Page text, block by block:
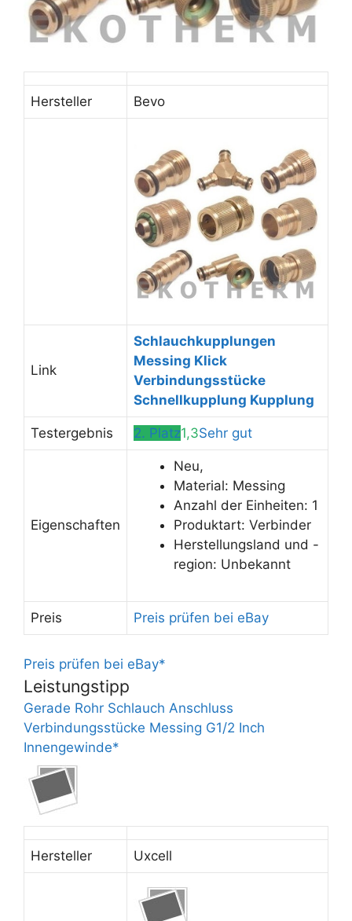
Hersteller Bevo
Link
Schlauchkupplungen
Messing Klick
Verbindungsstücke
Schnellkupplung Kupplung
Testergebnis 2. Platz1,3Sehr gut
Eigenschaften
Neu,
Material: Messing
Anzahl der Einheiten: 1
Produktart: Verbinder
Herstellungsland und -
region: Unbekannt
Preis Preis prüfen bei eBay
Preis prüfen bei eBay*
Leistungstipp
Gerade Rohr Schlauch Anschluss
Verbindungsstücke Messing G1/2 Inch
Innengewinde*
Hersteller Uxcell